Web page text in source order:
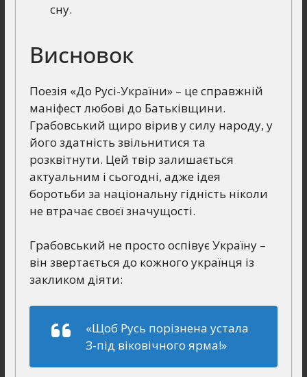
сну.
Висновок
Поезія «До Русі-України» – це справжній
маніфест любові до Батьківщини.
Грабовський щиро вірив у силу народу, у
його здатність звільнитися та
розквітнути. Цей твір залишається
актуальним і сьогодні, адже ідея
боротьби за національну гідність ніколи
не втрачає своєї значущості.
Грабовський не просто оспівує Україну –
він звертається до кожного українця із
закликом діяти:
«Щоб Русь порізнена устала
З-під віковічного ярма!»